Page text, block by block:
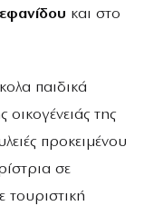
και στο
παιδικά
οικογένειάς της
προκειμένου
σε
τουριστική